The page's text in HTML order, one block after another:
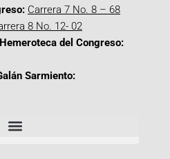
Carrera 7 No. 8 – 68
8 No. 12- 02
del Congreso:
Sarmiento: